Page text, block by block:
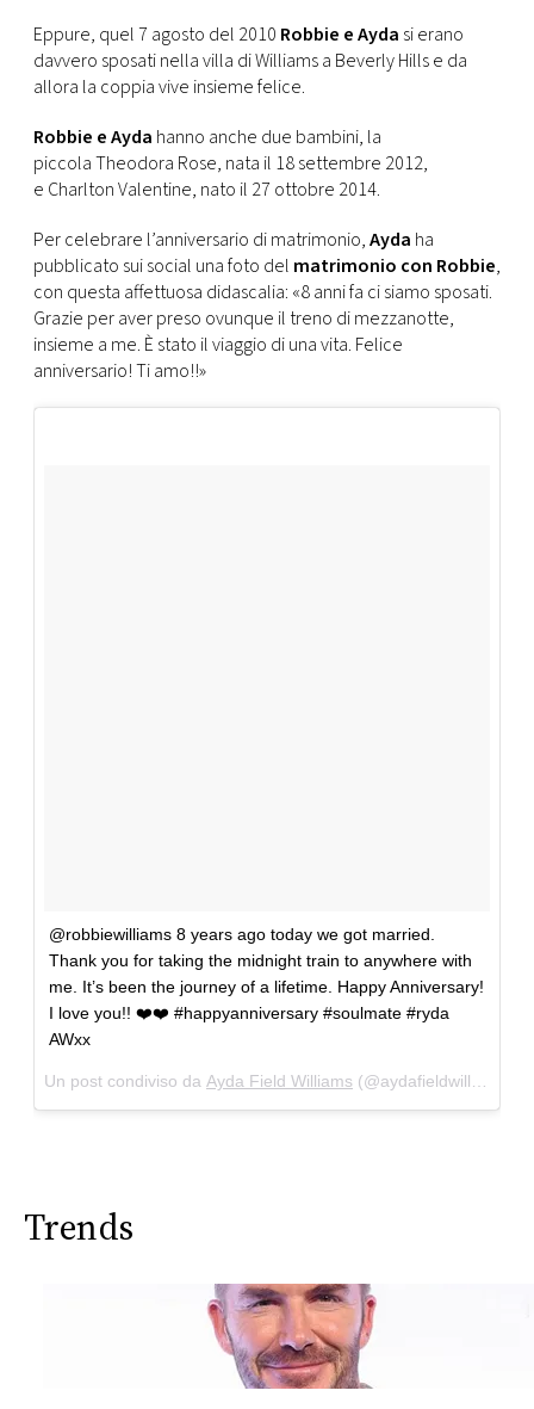
Eppure, quel 7 agosto del 2010 Robbie e Ayda si erano
davvero sposati nella villa di Williams a Beverly Hills e da
allora la coppia vive insieme felice.
Robbie e Ayda hanno anche due bambini, la
piccola Theodora Rose, nata il 18 settembre 2012,
e Charlton Valentine, nato il 27 ottobre 2014.
Per celebrare l’anniversario di matrimonio,Ayda ha
pubblicato sui social una foto del matrimonio con Robbie,
con questa affettuosa didascalia: «8 anni fa ci siamo sposati.
Grazie per aver preso ovunque il treno di mezzanotte,
insieme a me. È stato il viaggio di una vita. Felice
anniversario! Ti amo!!»
@robbiewilliams 8 years ago today we got married.
Thank you for taking the midnight train to anywhere with
me. It’s been the journey of a lifetime. Happy Anniversary!
I love you!! ❤️❤️ #happyanniversary #soulmate #ryda
AWxx
Un post condiviso da Ayda Field Williams (@aydafieldwilliams) in data:
Trends